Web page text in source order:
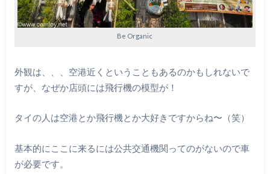
Be Organic
外観は、、、空港近くということもあるのかもしれないで
すが、なぜか店頭には飛行機の模型が！
タイの人は空港とか飛行機とか大好きですからね〜（笑）
基本的にここに来るには公共交通機関ってのがないので車
が必要です。